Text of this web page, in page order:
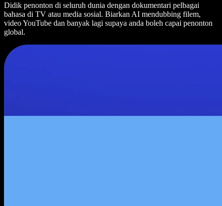
Didik penonton di seluruh dunia dengan dokumentari pelbagai
bahasa di TV atau media sosial. Biarkan AI mendubbing filem,
video YouTube dan banyak lagi supaya anda boleh capai penonton
global.